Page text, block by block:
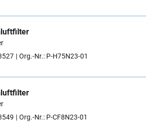
Org.-Nr.: P-H75N23-01
Org.-Nr.: P-CF8N23-01